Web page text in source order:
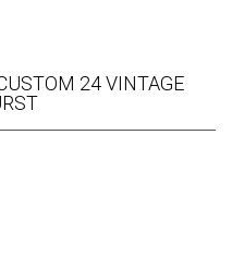
24 VINTAGE